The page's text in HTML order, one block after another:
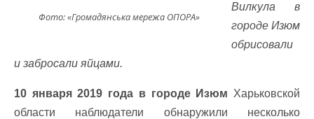
Фото: «Громадянська мережа ОПОРА»
Вилкула в
городе Изюм
обрисовали
и забросали яйцами.
10 января 2019 года в городе Изюм Харьковской
области наблюдатели обнаружили несколько